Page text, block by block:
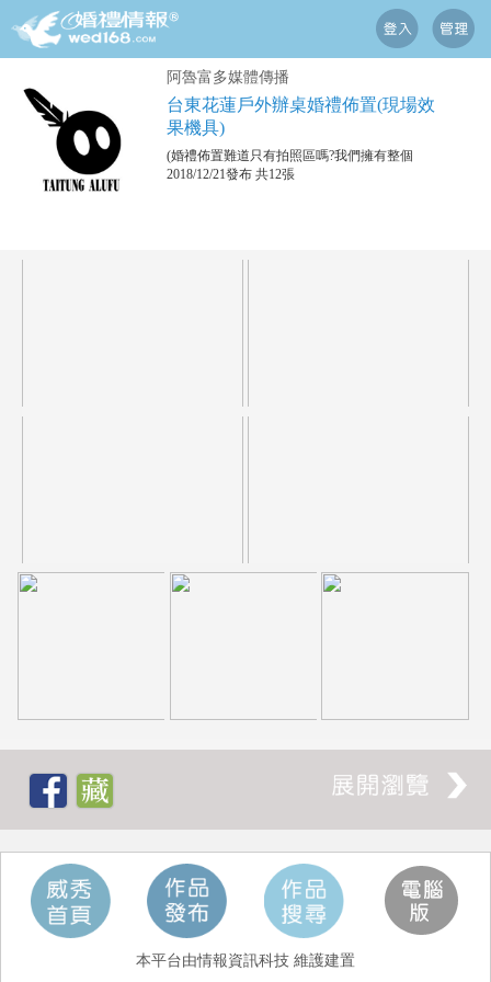
阿魯富多媒體傳播
台東花蓮戶外辦桌婚禮佈置(現場效
果機具)
(婚禮佈置難道只有拍照區嗎?我們擁有整個
2018/12/21發布 共12張
本平台由情報資訊科技 維護建置